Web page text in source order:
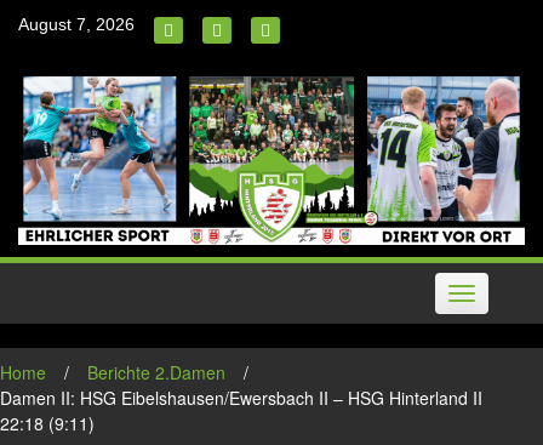
August 7, 2026
Toggle
navigation
Home / Berichte 2.Damen
/
Damen II: HSG Eibelshausen/Ewersbach II – HSG Hinterland II
22:18 (9:11)